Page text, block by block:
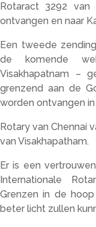
Rotaract 3292
ontvangen en naar
Een tweede
de komende
Visakhapatnam –
grenzend aan de
worden ontvangen
Rotary van Chennai
van Visakhapatham.
Er is een
Internationale
Grenzen in de
beter licht zullen